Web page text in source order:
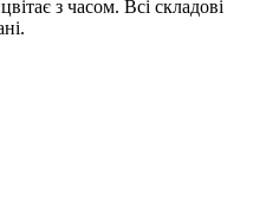
з часом. Всі складові